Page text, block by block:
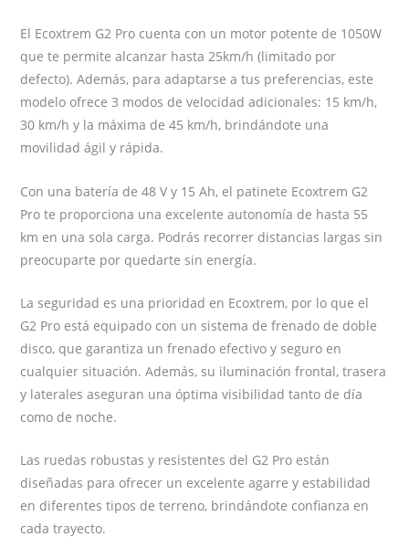
El Ecoxtrem G2 Pro cuenta con un motor potente de 1050W
que te permite alcanzar hasta 25km/h (limitado por
defecto). Además, para adaptarse a tus preferencias, este
modelo ofrece 3 modos de velocidad adicionales: 15 km/h,
30 km/h y la máxima de 45 km/h, brindándote una
movilidad ágil y rápida.
Con una batería de 48 V y 15 Ah, el patinete Ecoxtrem G2
Pro te proporciona una excelente autonomía de hasta 55
km en una sola carga. Podrás recorrer distancias largas sin
preocuparte por quedarte sin energía.
La seguridad es una prioridad en Ecoxtrem, por lo que el
G2 Pro está equipado con un sistema de frenado de doble
disco, que garantiza un frenado efectivo y seguro en
cualquier situación. Además, su iluminación frontal, trasera
y laterales aseguran una óptima visibilidad tanto de día
como de noche.
Las ruedas robustas y resistentes del G2 Pro están
diseñadas para ofrecer un excelente agarre y estabilidad
en diferentes tipos de terreno, brindándote confianza en
cada trayecto.